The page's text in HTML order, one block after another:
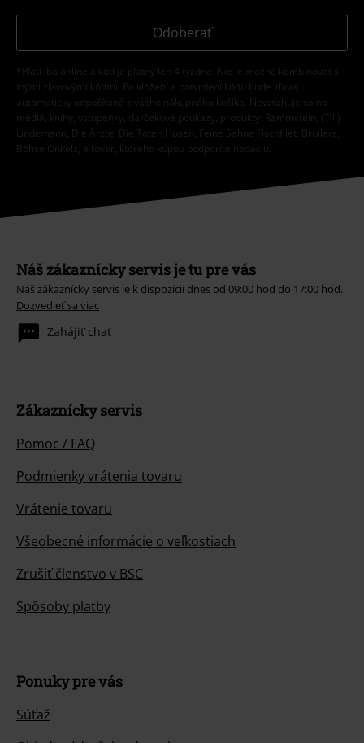
Odoberať
*Platí iba online a kód je platný len 4 týždne. Nie je možné kombinovať s
inými zľavovými kódmi. Po vložení a potvrdení kódu bude zľava
automaticky odpočítaná z vášho nákupného košíka. Nevzťahuje sa na
médiá, knihy, vstupenky, darčekové poukazy, produkty: Rammstein, (Till)
Lindemann, Die Ärzte, Die Toten Hosen, Feine Sahne Fischfilet, Broilers,
Böhse Onkelz, a tovar, ktorého kúpou podporíte nadáciu.
Náš zákaznícky servis je tu pre vás
Náš zákaznícky servis je k dispozícii dnes od 09:00 hod do 17:00 hod.
Dozvedieť sa viac
Zahájiť chat
Zákaznícky servis
Pomoc / FAQ
Podmienky vrátenia tovaru
Vrátenie tovaru
Všeobecné informácie o veľkostiach
Zrušiť členstvo v BSC
Spôsoby platby
Ponuky pre vás
Súťaž